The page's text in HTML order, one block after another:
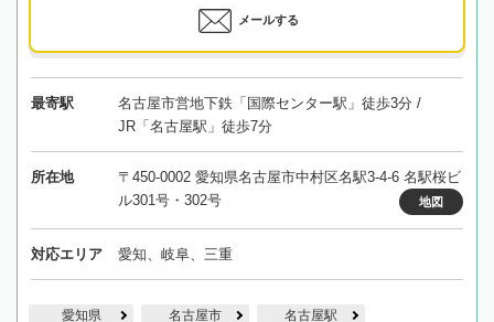
メールする
最寄駅
名古屋市営地下鉄「国際センター駅」徒歩3分 /
JR「名古屋駅」徒歩7分
所在地
〒450-0002 愛知県名古屋市中村区名駅3-4-6 名駅桜ビ
ル301号・302号
地図
対応エリア 愛知、岐阜、三重
愛知県 名古屋市 名古屋駅